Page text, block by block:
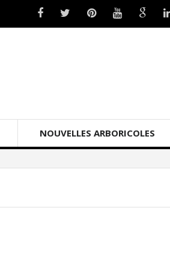
NOUVELLES ARBORICOLES